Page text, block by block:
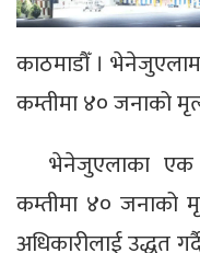
काठमाडौँ ।
कम्तीमा ४० जनाको
भेनेजुएलाका एक
कम्तीमा ४० जनाको
अधिकारीलाई उद्धृत